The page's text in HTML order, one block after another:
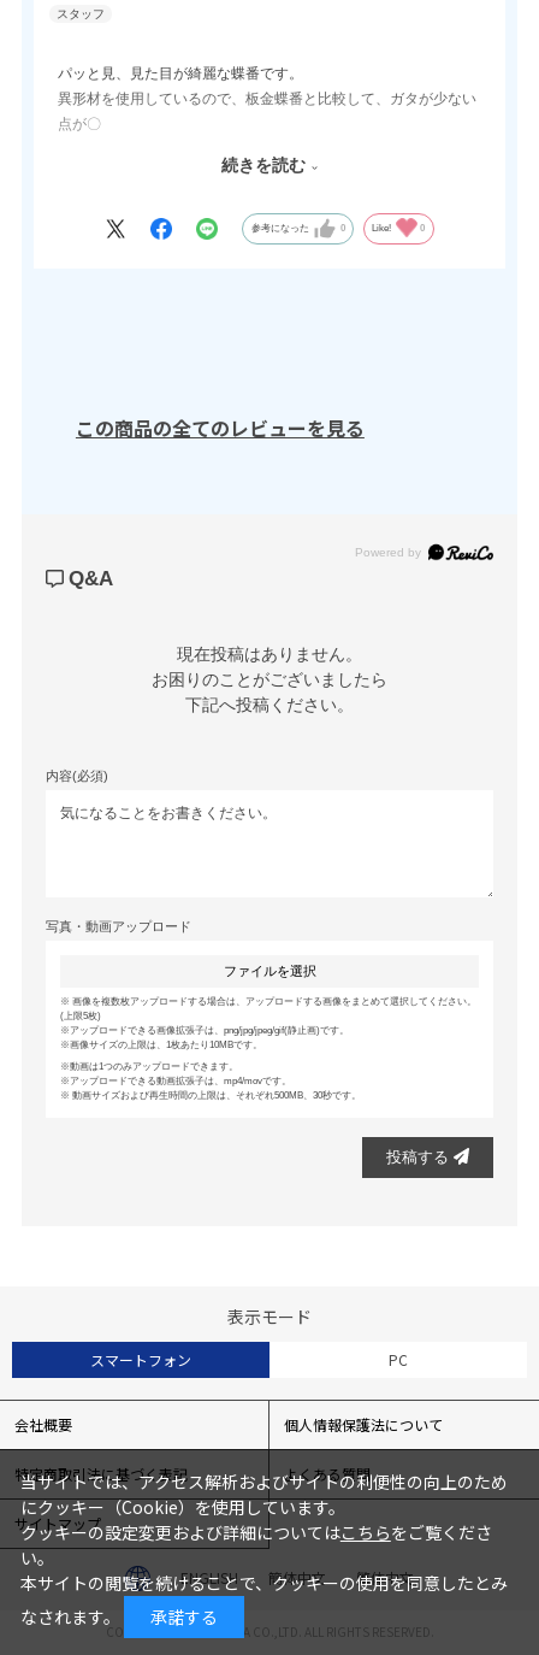
パッと見、見た目が綺麗な蝶番です。
異形材を使用しているので、板金蝶番と比較して、ガタが少ない
点が〇
現状5種類から3種類のラインナップになってしまった点は✕
続きを読む
参考になった 0 Like! 0
この商品の全てのレビューを見る
Powered by
Q&A
現在投稿はありません。
お困りのことがございましたら
下記へ投稿ください。
内容(必須)
写真・動画アップロード
ファイルを選択
画像を複数枚アップロードする場合は、アップロードする画像をまとめて選択してください。
(上限5枚)
アップロードできる画像拡張子は、png/jpg/jpeg/gif(静止画)です。
画像サイズの上限は、1枚あたり10MBです。
動画は1つのみアップロードできます。
アップロードできる動画拡張子は、mp4/movです。
動画サイズおよび再生時間の上限は、それぞれ500MB、30秒です。
投稿する
表示モード
スマートフォン PC
会社概要 個人情報保護法について
特定商取引法に基づく表記 よくある質問
サイトマップ
ENGLISH 簡体中文 繁体中文
COPYRIGHT© TOCHIGIYA CO.,LTD. ALL RIGHTS RESERVED.
当サイトでは、アクセス解析およびサイトの利便性の向上のため
にクッキー（Cookie）を使用しています。
クッキーの設定変更および詳細についてはこちらをご覧くださ
い。
本サイトの閲覧を続けることで、クッキーの使用を同意したとみ
なされます。
承諾する